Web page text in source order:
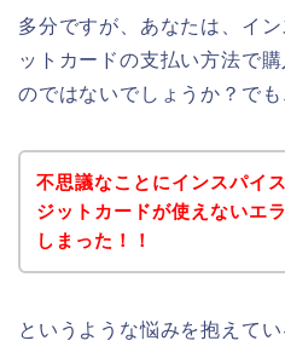
多分ですが、あなたは、イ
ットカードの支払い方法で
のではないでしょうか？でも
不思議なことにインスパイ
ジットカードが使えないエ
しまった！！
というような悩みを抱えて